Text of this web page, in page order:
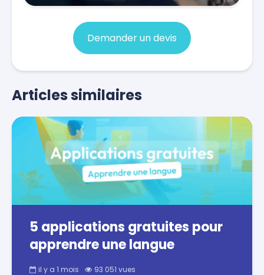
Demander un devis
Articles similaires
5 applications gratuites pour
apprendre une langue
il y a 1 mois 93 051 vues